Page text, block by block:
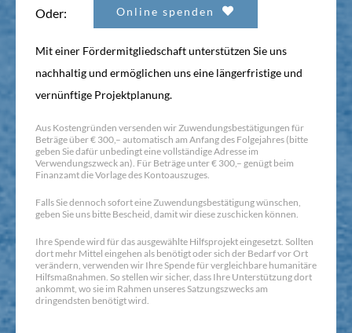
Oder: Online spenden
Mit einer Fördermitgliedschaft unterstützen Sie uns
nachhaltig und ermöglichen uns eine längerfristige und
vernünftige Projektplanung.
Aus Kostengründen versenden wir Zuwendungsbestätigungen für
Beträge über € 300,– automatisch am Anfang des Folgejahres (bitte
geben Sie dafür unbedingt eine vollständige Adresse im
Verwendungszweck an). Für Beträge unter € 300,– genügt beim
Finanzamt die Vorlage des Kontoauszuges.
Falls Sie dennoch sofort eine Zuwendungsbestätigung wünschen,
geben Sie uns bitte Bescheid, damit wir diese zuschicken können.
Ihre Spende wird für das ausgewählte Hilfsprojekt eingesetzt. Sollten
dort mehr Mittel eingehen als benötigt oder sich der Bedarf vor Ort
verändern, verwenden wir Ihre Spende für vergleichbare humanitäre
Hilfsmaßnahmen. So stellen wir sicher, dass Ihre Unterstützung dort
ankommt, wo sie im Rahmen unseres Satzungszwecks am
dringendsten benötigt wird.